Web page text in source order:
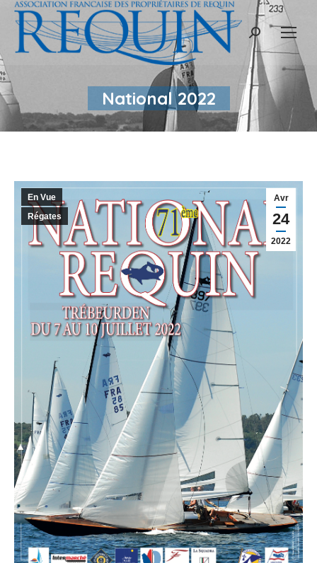
Recherche
National 2022
Avr
24
2022
En Vue
Régates